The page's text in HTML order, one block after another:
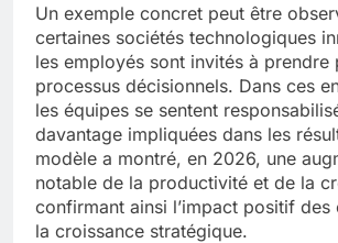
Un exemple concret peut être
certaines sociétés technologiques
les employés sont invités à prendre
processus décisionnels. Dans ces
les équipes se sentent
davantage impliquées dans les
modèle a montré, en 2026, une
notable de la productivité et de la
confirmant ainsi l’impact positif des
la croissance stratégique.